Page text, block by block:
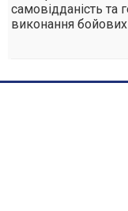
самовідданість та
виконання